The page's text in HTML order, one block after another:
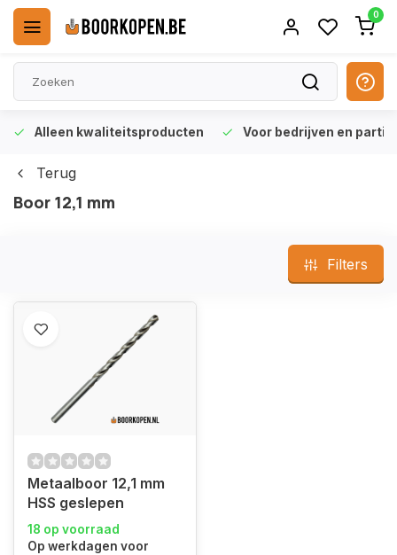
0
Alleen kwaliteitsproducten Voor bedrijven en
Terug
Boor 12,1 mm
Filters
Metaalboor 12,1 mm
HSS geslepen
18 op voorraad
Op werkdagen voor